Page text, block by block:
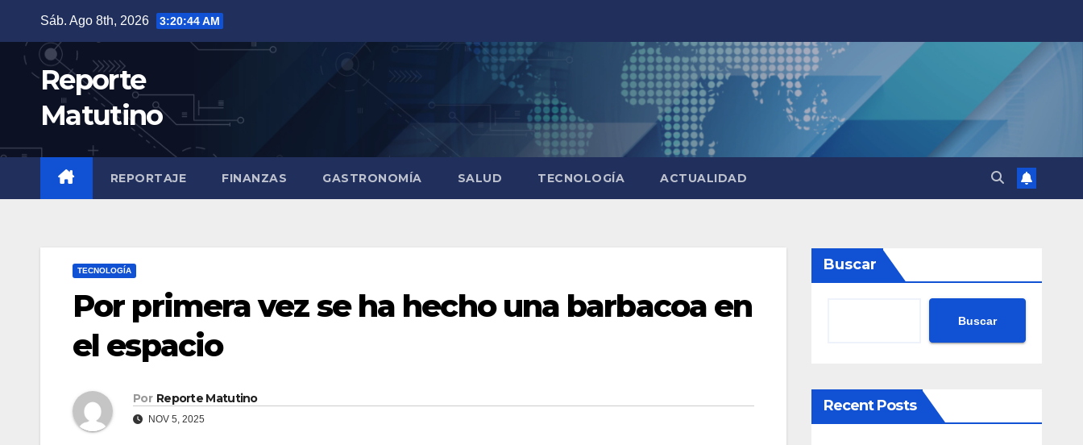
contenido
Sáb. Ago 8th, 2026 3:20:45 AM
Reporte
Matutino
REPORTAJE FINANZAS GASTRONOMÍA SALUD TECNOLOGÍA ACTUALIDAD
TECNOLOGÍA
Por primera vez se ha hecho una barbacoa en
el espacio
Por Reporte Matutino
NOV 5, 2025
Buscar
Buscar
Recent Posts